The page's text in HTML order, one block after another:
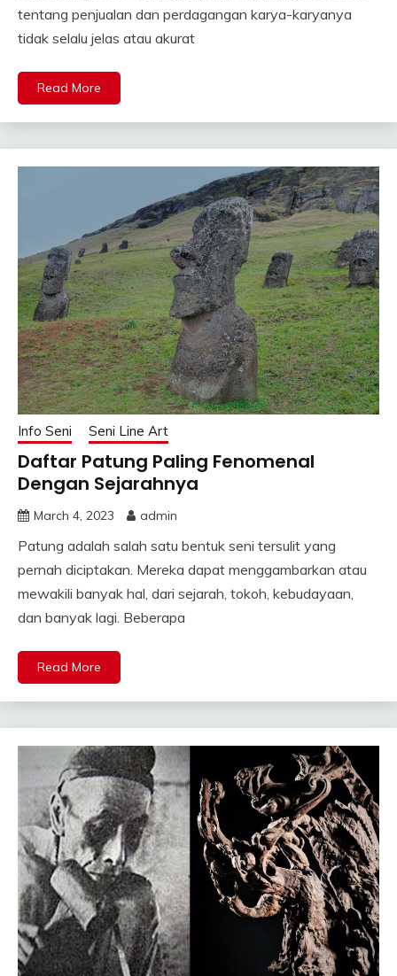
tentang penjualan dan perdagangan karya-karyanya
tidak selalu jelas atau akurat
Read More
Info Seni Seni Line Art
Daftar Patung Paling Fenomenal
Dengan Sejarahnya
March 4, 2023 admin
Patung adalah salah satu bentuk seni tersulit yang
pernah diciptakan. Mereka dapat menggambarkan atau
mewakili banyak hal, dari sejarah, tokoh, kebudayaan,
dan banyak lagi. Beberapa
Read More